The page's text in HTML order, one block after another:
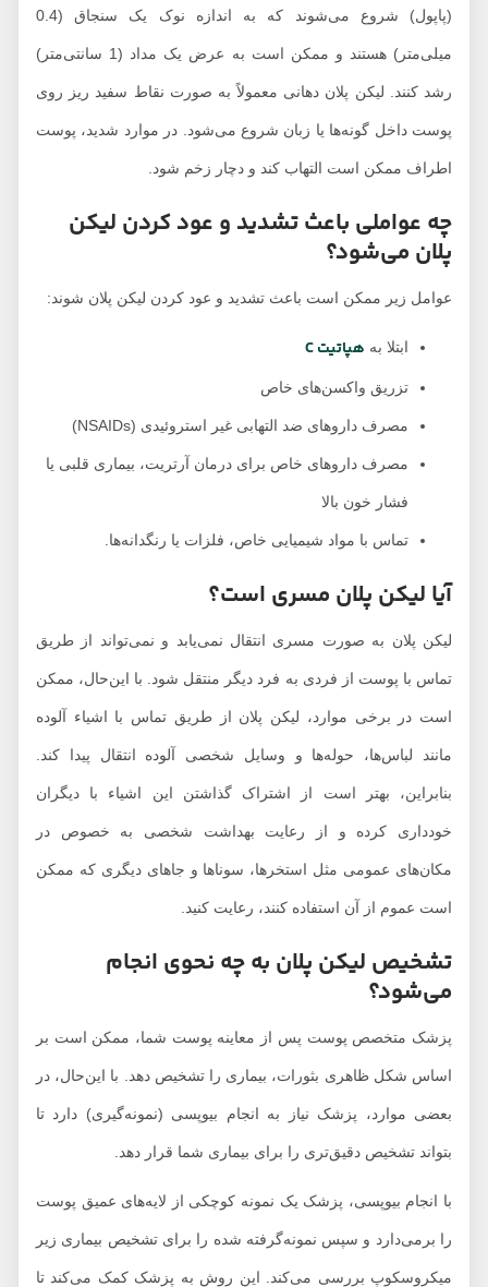
(پاپول) شروع می‌شوند که به اندازه نوک یک سنجاق (0.4
میلی‌متر) هستند و ممکن است به عرض یک مداد (1 سانتی‌متر)
رشد کنند. لیکن پلان دهانی معمولاً به صورت نقاط سفید ریز روی
پوست داخل گونه‌ها یا زبان شروع می‌شود. در موارد شدید، پوست
اطراف ممکن است التهاب کند و دچار زخم شود.
چه عواملی باعث تشدید و عود کردن لیکن
پلان می‌شود؟
عوامل زیر ممکن است باعث تشدید و عود کردن لیکن پلان شوند:
ابتلا بههپاتیت C
تزریق واکسن‌های خاص
مصرف داروهای ضد التهابی غیر استروئیدی (NSAIDs)
مصرف داروهای خاص برای درمان آرتریت، بیماری قلبی یا
فشار خون بالا
تماس با مواد شیمیایی خاص، فلزات یا رنگدانه‌ها.
آیا لیکن پلان مسری است؟
لیکن پلان به صورت مسری انتقال نمی‌یابد و نمی‌تواند از طریق
تماس با پوست از فردی به فرد دیگر منتقل شود. با این‌حال، ممکن
است در برخی موارد، لیکن پلان از طریق تماس با اشیاء آلوده
مانند لباس‌ها، حوله‌ها و وسایل شخصی آلوده انتقال پیدا کند.
بنابراین، بهتر است از اشتراک گذاشتن این اشیاء با دیگران
خودداری کرده و از رعایت بهداشت شخصی به خصوص در
مکان‌های عمومی مثل استخرها، سوناها و جاهای دیگری که ممکن
است عموم از آن استفاده کنند، رعایت کنید.
تشخیص لیکن پلان به چه نحوی انجام
می‌شود؟
پزشک متخصص پوست پس از معاینه پوست شما، ممکن است بر
اساس شکل ظاهری بثورات، بیماری را تشخیص دهد. با این‌حال، در
بعضی موارد، پزشک نیاز به انجام بیوپسی (نمونه‌گیری) دارد تا
بتواند تشخیص دقیق‌تری را برای بیماری شما قرار دهد.
با انجام بیوپسی، پزشک یک نمونه کوچکی از لایه‌های عمیق پوست
را برمی‌دارد و سپس نمونه‌گرفته شده را برای تشخیص بیماری زیر
میکروسکوپ بررسی می‌کند. این روش به پزشک کمک می‌کند تا